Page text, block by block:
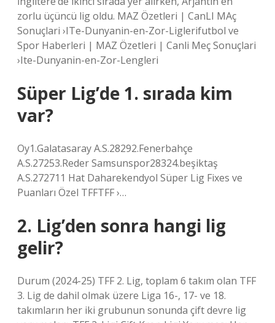
zorlu üçüncü lig oldu. MAZ Özetleri | CanLI MAç
Sonuçlari ›ITe-Dunyanin-en-Zor-Liglerifutbol ve
Spor Haberleri | MAZ Özetleri | Canli Meç Sonuçlari
›Ite-Dunyanin-en-Zor-Lengleri
Süper Lig’de 1. sırada kim
var?
Oy1.Galatasaray A.S.28292.Fenerbahçe
A.S.27253.Reder Samsunspor28324.beşiktaş
A.S.272711 Hat Daharekendyol Süper Lig Fixes ve
Puanları Özel TFFTFF ›…
2. Lig’den sonra hangi lig
gelir?
Durum (2024-25) TFF 2. Lig, toplam 6 takım olan TFF
3. Lig de dahil olmak üzere Liga 16-, 17- ve 18.
takımların her iki grubunun sonunda çift devre lig